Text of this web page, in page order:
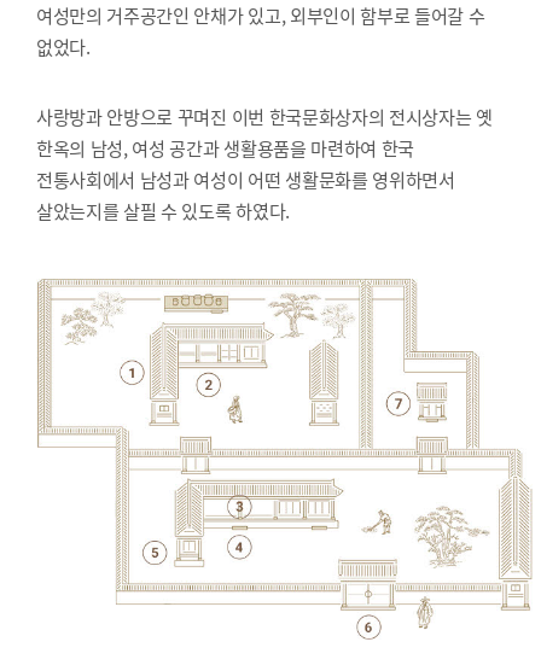
여성만의 거주공간인 안채가 있고, 외부인이 함부로 들어갈 수
없었다.
사랑방과 안방으로 꾸며진 이번 한국문화상자의 전시상자는 옛
한옥의 남성, 여성 공간과 생활용품을 마련하여 한국
전통사회에서 남성과 여성이 어떤 생활문화를 영위하면서
살았는지를 살필 수 있도록 하였다.